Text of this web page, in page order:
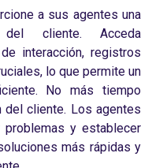
a sus agentes una
cliente. Acceda
interacción, registros
lo que permite un
No más tiempo
del cliente. Los agentes
problemas y establecer
más rápidas y